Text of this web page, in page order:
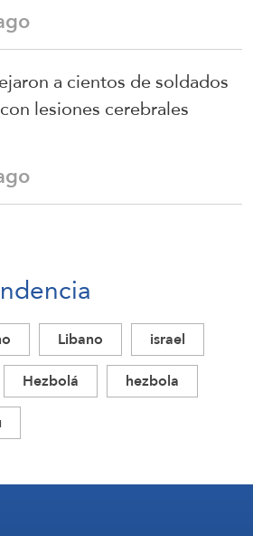
a cientos de soldados
lesiones cerebrales
Libano
israel
Hezbolá
hezbola